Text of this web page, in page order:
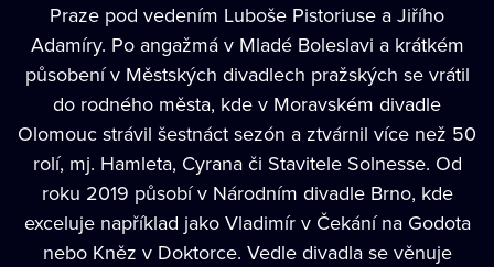
Praze pod vedením Luboše Pistoriuse a Jiřího
Adamíry. Po angažmá v Mladé Boleslavi a krátkém
působení v Městských divadlech pražských se vrátil
do rodného města, kde v Moravském divadle
Olomouc strávil šestnáct sezón a ztvárnil více než 50
rolí, mj. Hamleta, Cyrana či Stavitele Solnesse. Od
roku 2019 působí v Národním divadle Brno, kde
exceluje například jako Vladimír v Čekání na Godota
nebo Kněz v Doktorce. Vedle divadla se věnuje